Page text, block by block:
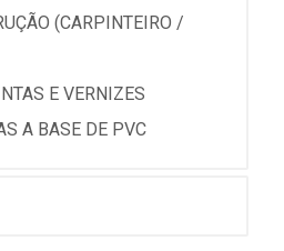
(CARPINTEIRO /
E VERNIZES
A BASE DE PVC